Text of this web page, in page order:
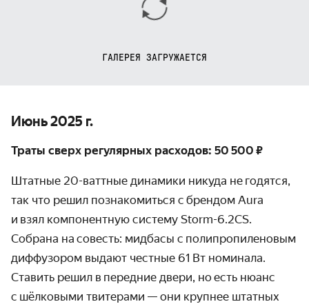
ГАЛЕРЕЯ ЗАГРУЖАЕТСЯ
Июнь 2025 г.
Траты сверх регулярных расходов: 50 500 ₽
Штатные 20-ваттные динамики никуда не годятся,
так что решил познакомиться с брендом Aura
и взял компонентную систему Storm-6.2CS.
Cобрана на совесть: мидбасы с полипропиленовым
диффузором выдают честные 61 Вт номинала.
Ставить решил в передние двери, но есть нюанс
с шёлковыми твитерами — они крупнее штатных